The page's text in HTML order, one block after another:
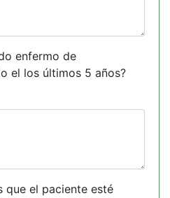
enfermo de
el los últimos 5 años?
que el paciente esté